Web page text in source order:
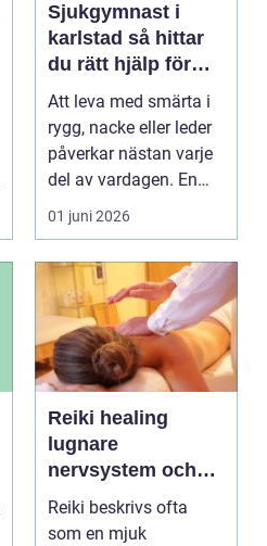
Sjukgymnast i
karlstad så hittar
du rätt hjälp för
smärta och besvär
Att leva med smärta i
rygg, nacke eller leder
påverkar nästan varje
del av vardagen. En
person som s...
01 juni 2026
Reiki healing
lugnare
nervsystem och
djupare
återhämtning
Reiki beskrivs ofta
som en mjuk